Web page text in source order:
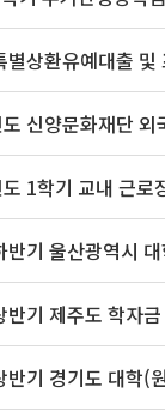
별상환유예대출 및
신양문화재단
1학기 교내 근
반기 울산광역시
반기 제주도 학자
반기 경기도 대학(